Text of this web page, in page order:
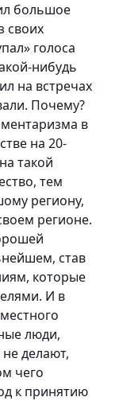
большое
своих
голоса
нибудь
на встречах
Почему?
в
на 20-
такой
тем
региону,
регионе.
став
которые
И в
люди,
делают,
чего
к принятию